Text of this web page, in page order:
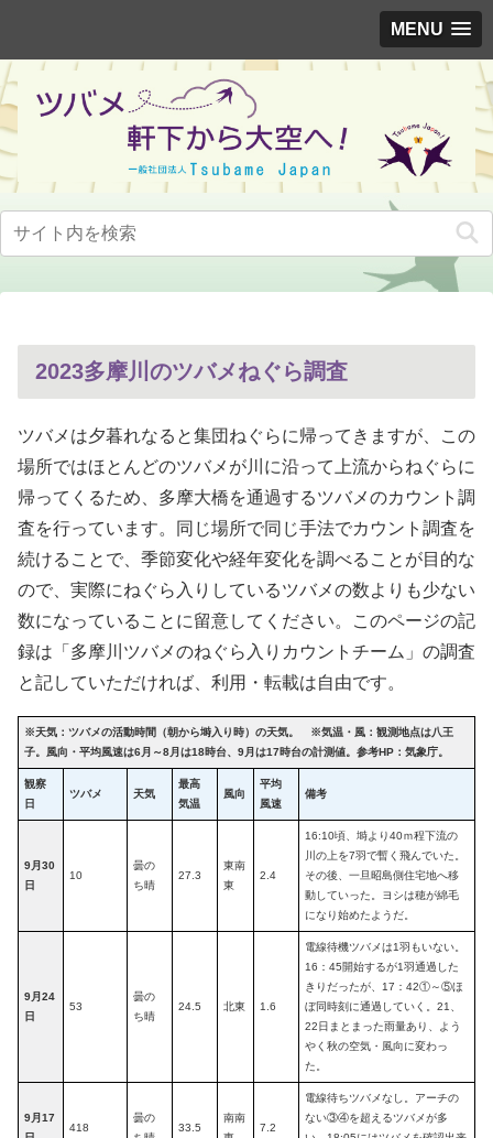
MENU
2023多摩川のツバメねぐら調査
ツバメは夕暮れなると集団ねぐらに帰ってきますが、この
場所ではほとんどのツバメが川に沿って上流からねぐらに
帰ってくるため、多摩大橋を通過するツバメのカウント調
査を行っています。同じ場所で同じ手法でカウント調査を
続けることで、季節変化や経年変化を調べることが目的な
ので、実際にねぐら入りしているツバメの数よりも少ない
数になっていることに留意してください。このページの記
録は「多摩川ツバメのねぐら入りカウントチーム」の調査
と記していただければ、利用・転載は自由です。
※天気：ツバメの活動時間（朝から塒入り時）の天気。 ※気温・風：観測地点は八王
子。風向・平均風速は6月～8月は18時台、9月は17時台の計測値。参考HP：気象庁。
観察
日
ツバメ 天気
最高
気温
風向
平均
風速
備考
9月30
日
10
曇の
ち晴
27.3
東南
東
2.4
16:10頃、塒より40ｍ程下流の
川の上を7羽で暫く飛んでいた。
その後、一旦昭島側住宅地へ移
動していった。ヨシは穂が綿毛
になり始めたようだ。
9月24
日
53
曇の
ち晴
24.5 北東 1.6
電線待機ツバメは1羽もいない。
16：45開始するが1羽通過した
きりだったが、17：42①～⑤ほ
ぼ同時刻に通過していく。21、
22日まとまった雨量あり、よう
やく秋の空気・風向に変わっ
た。
9月17
418
曇の
33.5
南南
7.2
電線待ちツバメなし。アーチの
ない③④を超えるツバメが多